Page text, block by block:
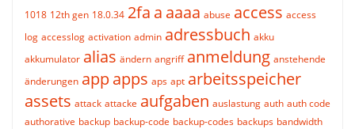
1018 12th gen 18.0.34 2fa a aaaa abuse access access
log accesslog activation admin adressbuch akku
akkumulator alias ändern angriff anmeldung anstehende
änderungen appapps aps apt arbeitsspeicher
assets attack attacke aufgaben auslastung auth auth code
authorative backup backup-code backup-codes backups bandwidth